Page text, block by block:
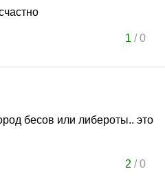
1 /0
бесов или либероты.. это
2 /0